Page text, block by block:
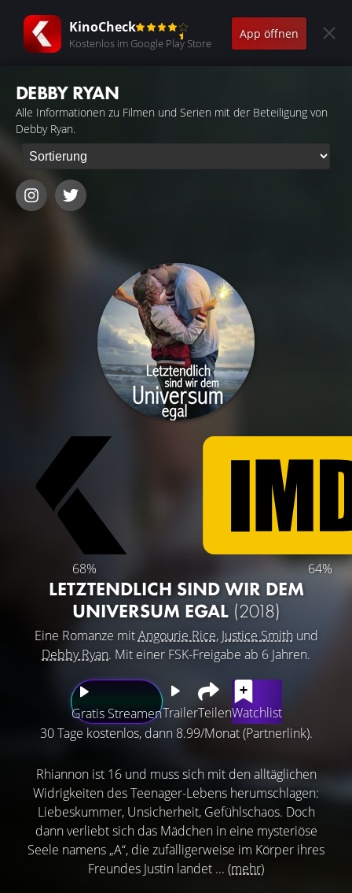
KinoCheck
Kostenlos im Google Play Store
App öffnen
DEBBY RYAN
Alle Informationen zu Filmen und Serien mit der Beteiligung von
Debby Ryan.
68% 64%
LETZTENDLICH SIND WIR DEM
UNIVERSUM EGAL (2018)
Eine Romanze mitAngourie Rice, Justice Smith und
Debby Ryan. Mit einer FSK-Freigabe ab 6 Jahren.
Gratis StreamenTrailerTeilenWatchlist
30 Tage kostenlos, dann 8.99/Monat (Partnerlink).
Rhiannon ist 16 und muss sich mit den alltäglichen
Widrigkeiten des Teenager-Lebens herumschlagen:
Liebeskummer, Unsicherheit, Gefühlschaos. Doch
dann verliebt sich das Mädchen in eine mysteriöse
Seele namens „A“, die zufälligerweise im Körper ihres
Freundes Justin landet ... (mehr)